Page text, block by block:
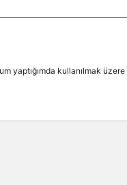
yaptığımda kullanılmak